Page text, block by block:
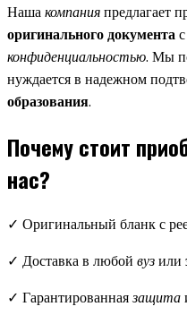
Нашакомпанияпредлагает
оригинального документа
конфиденциальностью. Мы
нуждается в надежном
образования.
Почему стоит
нас?
✓ Оригинальный бланк с
✓ Доставка в любой вузили
✓ Гарантированнаязащита